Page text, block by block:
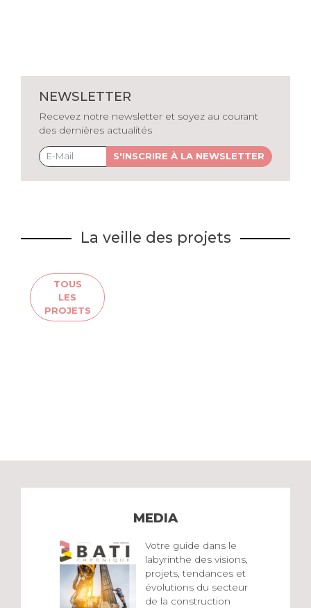
NEWSLETTER
Recevez notre newsletter et soyez au courant
des dernières actualités
S'INSCRIRE À LA NEWSLETTER
La veille des projets
TOUS
LES
PROJETS
MEDIA
Votre guide dans le
labyrinthe des visions,
projets, tendances et
évolutions du secteur
de la construction